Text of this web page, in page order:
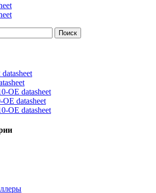
OE datasheet
datasheet
OE datasheet